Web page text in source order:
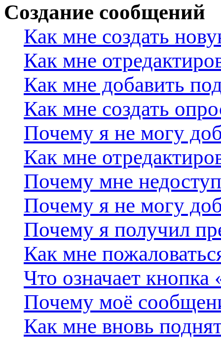
Создание сообщений
Как мне создать
Как мне
Как мне добавить
Как мне создать
Почему я не могу
Как мне
Почему мне
Почему я не могу
Почему я получил
Как мне
Что означает
Почему моё
Как мне вновь